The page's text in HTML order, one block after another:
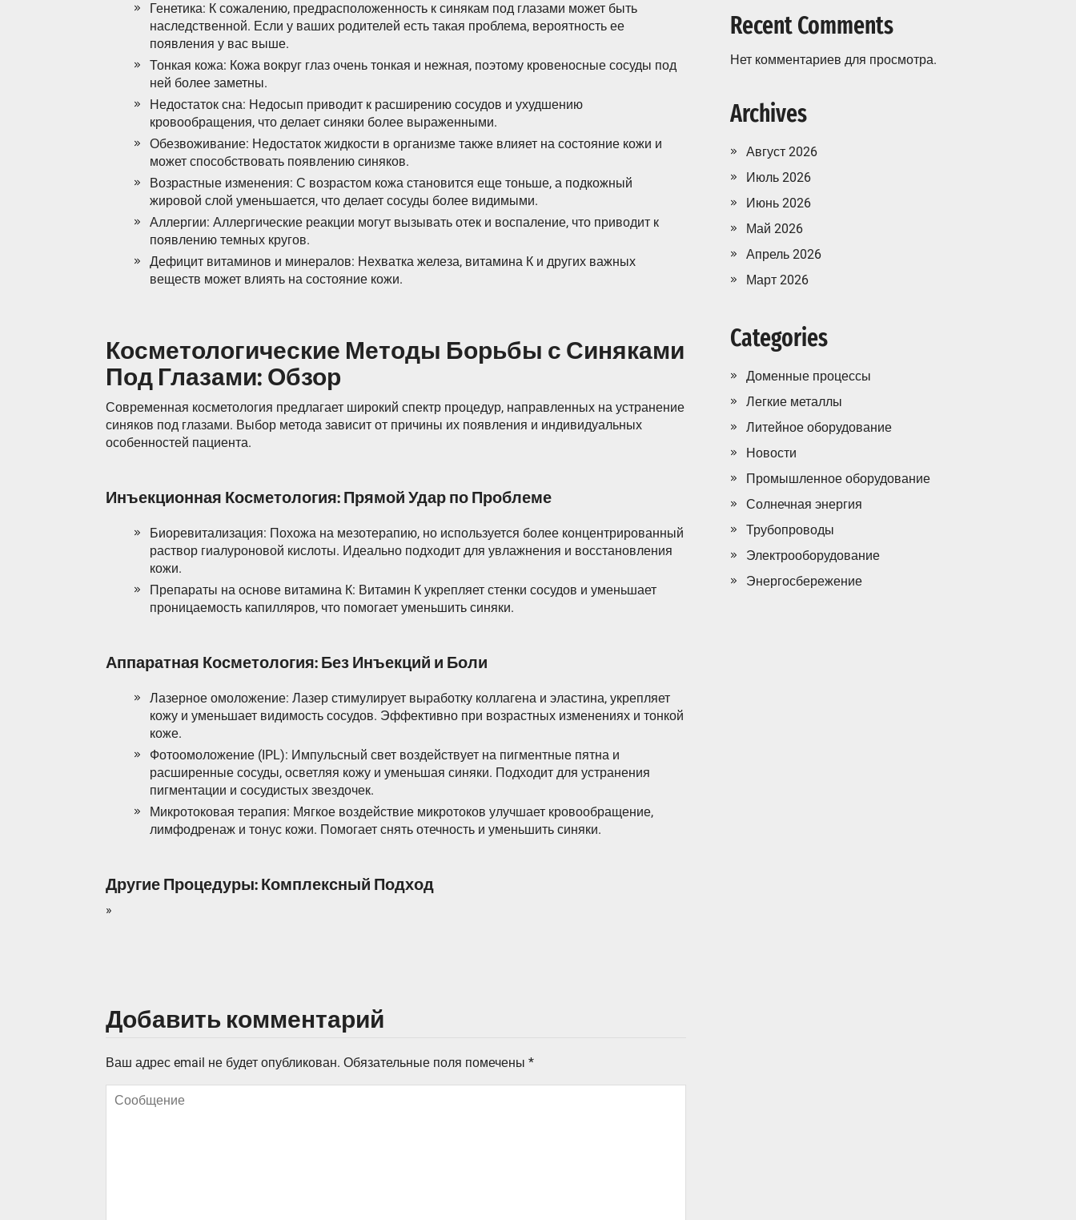
Генетика: К сожалению, предрасположенность к синякам под глазами может быть
наследственной. Если у ваших родителей есть такая проблема, вероятность ее
появления у вас выше.
Тонкая кожа: Кожа вокруг глаз очень тонкая и нежная, поэтому кровеносные сосуды под
ней более заметны.
Недостаток сна: Недосып приводит к расширению сосудов и ухудшению
кровообращения, что делает синяки более выраженными.
Обезвоживание: Недостаток жидкости в организме также влияет на состояние кожи и
может способствовать появлению синяков.
Возрастные изменения: С возрастом кожа становится еще тоньше, а подкожный
жировой слой уменьшается, что делает сосуды более видимыми.
Аллергии: Аллергические реакции могут вызывать отек и воспаление, что приводит к
появлению темных кругов.
Дефицит витаминов и минералов: Нехватка железа, витамина К и других важных
веществ может влиять на состояние кожи.
Косметологические Методы Борьбы с Синяками
Под Глазами: Обзор
Современная косметология предлагает широкий спектр процедур, направленных на устранение
синяков под глазами. Выбор метода зависит от причины их появления и индивидуальных
особенностей пациента.
Инъекционная Косметология: Прямой Удар по Проблеме
Биоревитализация: Похожа на мезотерапию, но используется более концентрированный
раствор гиалуроновой кислоты. Идеально подходит для увлажнения и восстановления
кожи.
Препараты на основе витамина К: Витамин К укрепляет стенки сосудов и уменьшает
проницаемость капилляров, что помогает уменьшить синяки.
Аппаратная Косметология: Без Инъекций и Боли
Лазерное омоложение: Лазер стимулирует выработку коллагена и эластина, укрепляет
кожу и уменьшает видимость сосудов. Эффективно при возрастных изменениях и тонкой
коже.
Фотоомоложение (IPL): Импульсный свет воздействует на пигментные пятна и
расширенные сосуды, осветляя кожу и уменьшая синяки. Подходит для устранения
пигментации и сосудистых звездочек.
Микротоковая терапия: Мягкое воздействие микротоков улучшает кровообращение,
лимфодренаж и тонус кожи. Помогает снять отечность и уменьшить синяки.
Другие Процедуры: Комплексный Подход
»
Добавить комментарий
Ваш адрес email не будет опубликован. Обязательные поля помечены *
Recent Comments
Нет комментариев для просмотра.
Archives
Август 2026
Июль 2026
Июнь 2026
Май 2026
Апрель 2026
Март 2026
Categories
Доменные процессы
Легкие металлы
Литейное оборудование
Новости
Промышленное оборудование
Солнечная энергия
Трубопроводы
Электрооборудование
Энергосбережение